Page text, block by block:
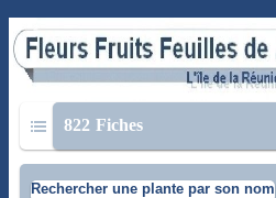
822 Fiches
Rechercher une plante par son nom